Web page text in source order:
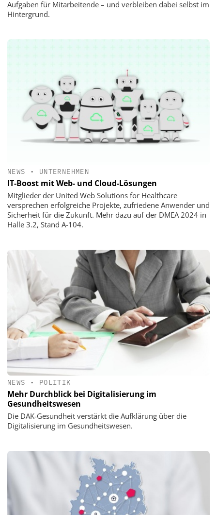
Aufgaben für Mitarbeitende – und verbleiben dabei selbst im
Hintergrund.
NEWS • UNTERNEHMEN
IT-Boost mit Web- und Cloud-Lösungen
Mitglieder der United Web Solutions for Healthcare
versprechen erfolgreiche Projekte, zufriedene Anwender und
Sicherheit für die Zukunft. Mehr dazu auf der DMEA 2024 in
Halle 3.2, Stand A-104.
NEWS • POLITIK
Mehr Durchblick bei Digitalisierung im
Gesundheitswesen
Die DAK-Gesundheit verstärkt die Aufklärung über die
Digitalisierung im Gesundheitswesen.